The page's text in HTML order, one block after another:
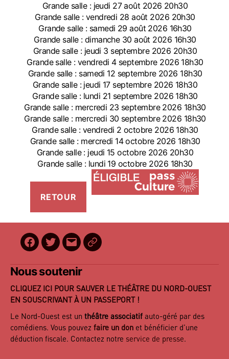
Grande salle : jeudi 27 août 2026 20h30
Grande salle : vendredi 28 août 2026 20h30
Grande salle : samedi 29 août 2026 16h30
Grande salle : dimanche 30 août 2026 16h30
Grande salle : jeudi 3 septembre 2026 20h30
Grande salle : vendredi 4 septembre 2026 18h30
Grande salle : samedi 12 septembre 2026 18h30
Grande salle : jeudi 17 septembre 2026 18h30
Grande salle : lundi 21 septembre 2026 18h30
Grande salle : mercredi 23 septembre 2026 18h30
Grande salle : mercredi 30 septembre 2026 18h30
Grande salle : vendredi 2 octobre 2026 18h30
Grande salle : mercredi 14 octobre 2026 18h30
Grande salle : jeudi 15 octobre 2026 20h30
Grande salle : lundi 19 octobre 2026 18h30
Facebook
Twitter
E-
mail
BilletReduc
Nous soutenir
CLIQUEZ ICI POUR SAUVER LE THÉÂTRE DU NORD-OUEST
EN SOUSCRIVANT À UN PASSEPORT !
Le Nord-Ouest est un théâtre associatif auto-géré par des
comédiens. Vous pouvez faire un don et bénéficier d’une
déduction fiscale. Contactez notre service de presse.